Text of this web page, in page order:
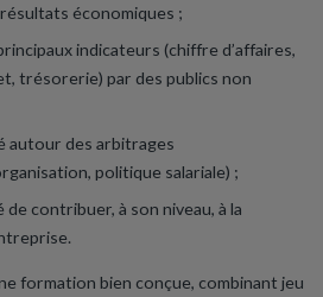
économiques ;
indicateurs (chiffre d’affaires,
trésorerie) par des publics non
autour des arbitrages
politique salariale) ;
contribuer, à son niveau, à la
formation bien conçue, combinant jeu